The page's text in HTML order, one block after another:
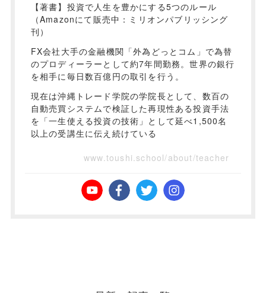
【著書】投資で人生を豊かにする5つのルール
（Amazonにて販売中：ミリオンパブリッシング
刊）
FX会社大手の金融機関「外為どっとコム」で為替
のプロディーラーとして約7年間勤務。世界の銀行
を相手に毎日数百億円の取引を行う。
現在は沖縄トレード学院の学院長として、数百の
自動売買システムで検証した再現性ある投資手法
を「一生使える投資の技術」として延べ1,500名
以上の受講生に伝え続けている
www.toushi.school/about/teacher